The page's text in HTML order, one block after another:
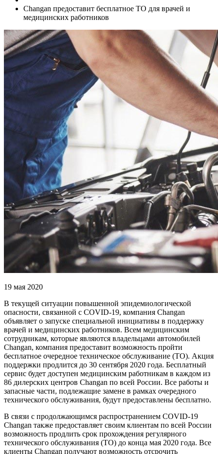
Changan предоставит бесплатное ТО для врачей и
медицинских работников
19 мая 2020
В текущей ситуации повышенной эпидемиологической
опасности, связанной с COVID-19, компания Changan
объявляет о запуске специальной инициативы в поддержку
врачей и медицинских работников. Всем медицинским
сотрудникам, которые являются владельцами автомобилей
Changan, компания предоставит возможность пройти
бесплатное очередное техническое обслуживание (ТО). Акция
поддержки продлится до 30 сентября 2020 года. Бесплатный
сервис будет доступен медицинским работникам в каждом из
86 дилерских центров Changan по всей России. Все работы и
запасные части, подлежащие замене в рамках очередного
технического обслуживания, будут предоставлены бесплатно.
В связи с продолжающимся распространением COVID-19
Changan также предоставляет своим клиентам по всей России
возможность продлить срок прохождения регулярного
технического обслуживания (ТО) до конца мая 2020 года. Все
клиенты Changan получают возможность отсрочить